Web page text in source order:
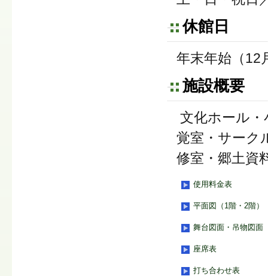
休館日
年末年始（12
施設概要
文化ホール・
覚室・サーク
修室・郷土資
使用料金表
平面図（1階・2階）
舞台図面・吊物図面
座席表
打ち合わせ表